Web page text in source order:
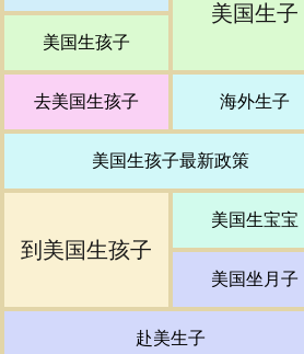
美国生子
美国生孩子
去美国生孩子 海外生子
美国生孩子最新政策
到美国生孩子
美国生宝宝
美国坐月子
赴美生子